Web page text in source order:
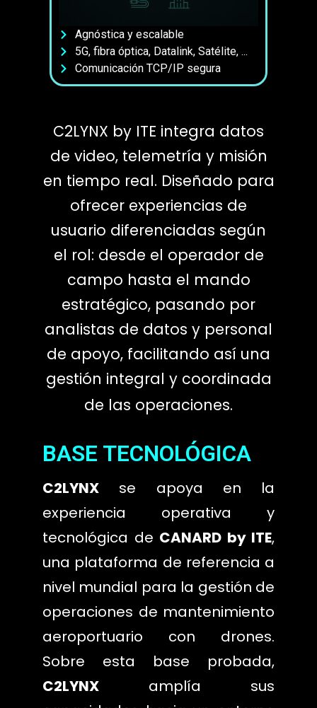
Agnóstica y escalable
5G, fibra óptica, Datalink, Satélite, ...
Comunicación TCP/IP segura
C2LYNX by ITE integra datos
de video, telemetría y misión
en tiempo real. Diseñado para
ofrecer experiencias de
usuario diferenciadas según
el rol: desde el operador de
campo hasta el mando
estratégico, pasando por
analistas de datos y personal
de apoyo, facilitando así una
gestión integral y coordinada
de las operaciones.
BASE TECNOLÓGICA
C2LYNX se apoya en la
experiencia operativa y
tecnológica de CANARD by ITE,
una plataforma de referencia a
nivel mundial para la gestión de
operaciones de mantenimiento
aeroportuario con drones.
Sobre esta base probada,
C2LYNX amplía sus